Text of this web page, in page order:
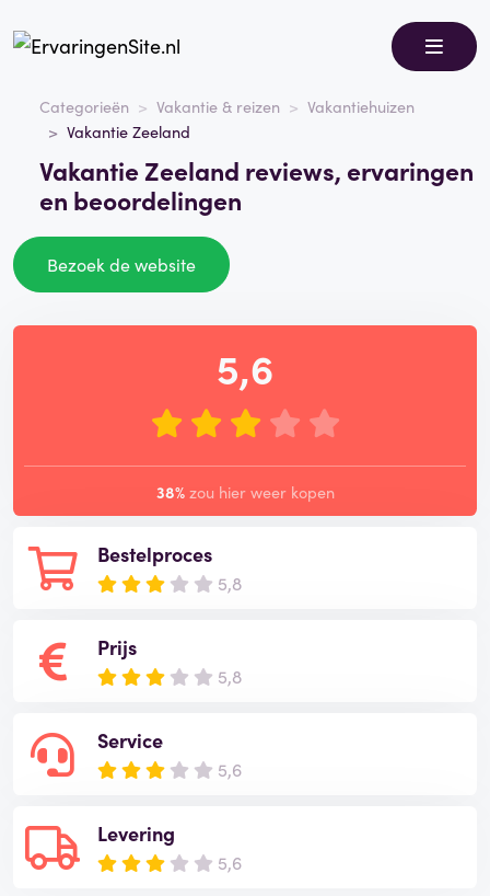
Categorieën Vakantie & reizen
Vakantiehuizen
Vakantie Zeeland
Vakantie Zeeland reviews, ervaringen
en beoordelingen
Bezoek de website
Bestelproces
5,8
Prijs
5,8
Service
5,6
Levering
5,6
5,6
38% zou hier weer kopen